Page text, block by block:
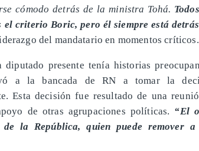
cómodo detrás de la ministra Tohá.
criterio Boric, pero él siempre está
del mandatario en momentos críticos.
presente tenía historias
a la bancada de RN a tomar la
Esta decisión fue resultado de una
de otras agrupaciones políticas. “El
de la República, quien puede remover